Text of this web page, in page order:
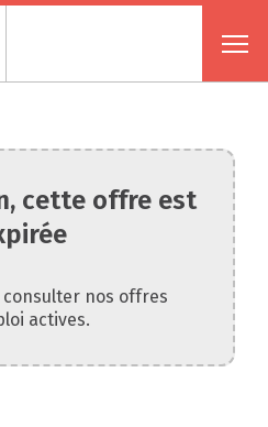
cette offre est
consulter nos offres
actives.